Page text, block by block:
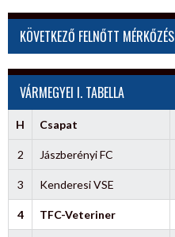
KÖVETKEZŐ FELNŐTT MÉRKŐZÉS
VÁRMEGYEI I. TABELLA
H Csapat
2 Jászberényi FC
3 Kenderesi VSE
4 TFC-Veteriner